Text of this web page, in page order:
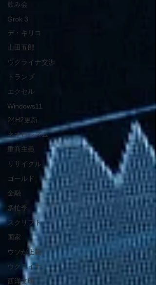
飲み会
Grok 3
デ・キリコ
山田五郎
ウクライナ交渉
トランプ
エクセル
Windows11
24H2更新
ネオロジズム
重商主義
リサイクル
ゴールド
金融
多忙季
スクリプト
国家
ウソが正義
ウクライナ
西洋文明